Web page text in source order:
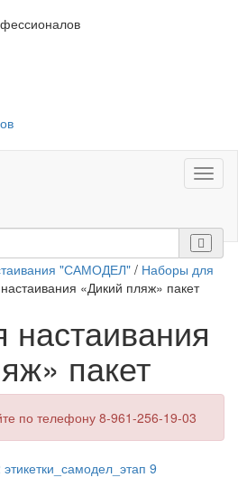
"САМОДЕЛ" / Наборы для
«Дикий пляж» пакет
пакет
по телефону 8-961-256-19-03